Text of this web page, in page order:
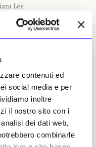
contenuti ed
social media e per
inoltre
il nostro sito con i
dei dati web,
combinarle
Lee
#MAOTEMPOPRESENTE